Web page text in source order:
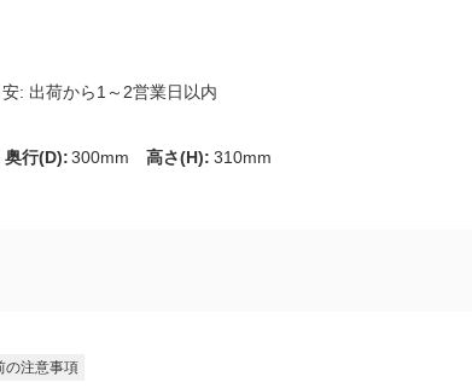
: 出荷から1～2営業日以内
奥行(D): 300mm高さ(H): 310mm
の注意事項